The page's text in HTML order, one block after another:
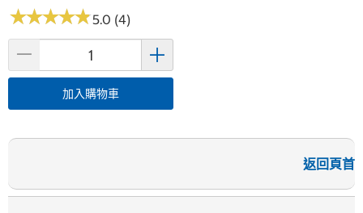
★★★★★
★★★★★5.0 (4)
加入購物車
返回頁首